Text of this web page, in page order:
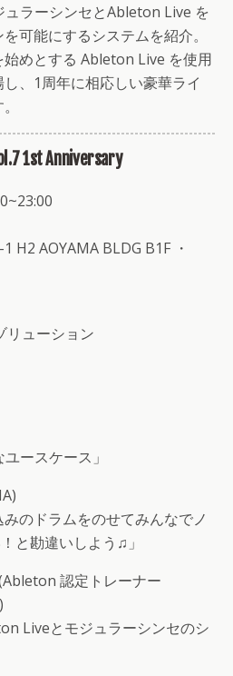
ラーシンセとAbleton Live を
可能にするシステムを紹介。
めとする Ableton Live を使用
、1周年に相応しい豪華ライ
1st Anniversary
H2 AOYAMA BLDG B1F ・
リューション
ースケース」
みのドラムをのせてみんなでノ
と勘違いしよう♫」
認定トレーナー
Liveとモジュラーシンセのシ